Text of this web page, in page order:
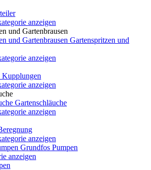
anzeigen
Gartenspritzen und
anzeigen
Kupplungen
anzeigen
Gartenschläuche
anzeigen
anzeigen
Grundfos Pumpen
anzeigen